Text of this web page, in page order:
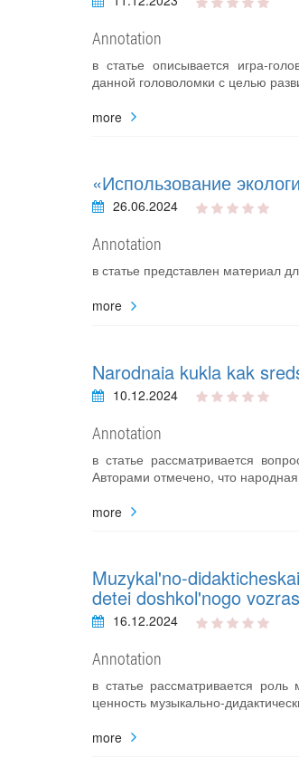
Annotation
в статье описывается игра-
данной головоломки с целью
more
«Использование
26.06.2024
Annotation
в статье представлен материал
more
Narodnaia kukla kak
10.12.2024
Annotation
в статье рассматривается
Авторами отмечено, что
more
Muzykal'no-
detei doshkol'nogo
16.12.2024
Annotation
в статье рассматривается роль
ценность музыкально-
more